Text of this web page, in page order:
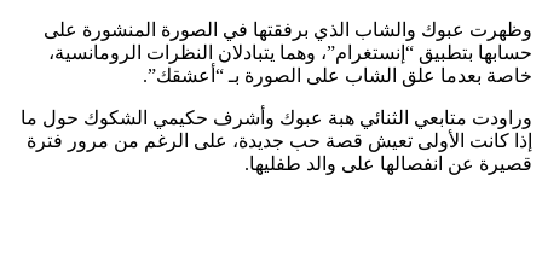
وظهرت عبوك والشاب الذي برفقتها في الصورة المنشورة على
حسابها بتطبيق “إنستغرام”، وهما يتبادلان النظرات الرومانسية،
خاصة بعدما علق الشاب على الصورة بـ “أعشقك”.
وراودت متابعي الثنائي هبة عبوك وأشرف حكيمي الشكوك حول ما
إذا كانت الأولى تعيش قصة حب جديدة، على الرغم من مرور فترة
قصيرة عن انفصالها على والد طفليها.